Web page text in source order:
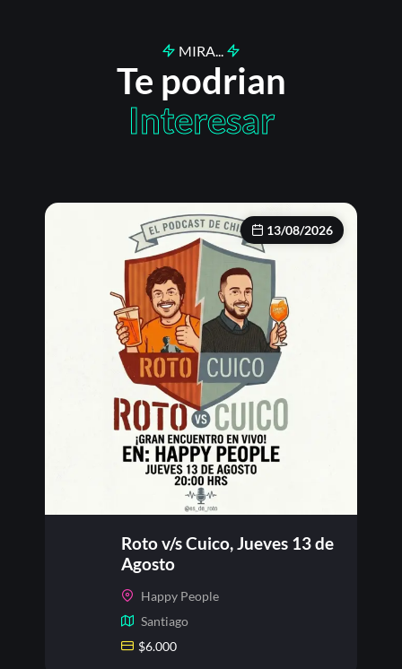
MIRA...
Te podrian
Interesar
13/08/2026
Roto v/s Cuico, Jueves 13 de
Agosto
Happy People
Santiago
$6.000